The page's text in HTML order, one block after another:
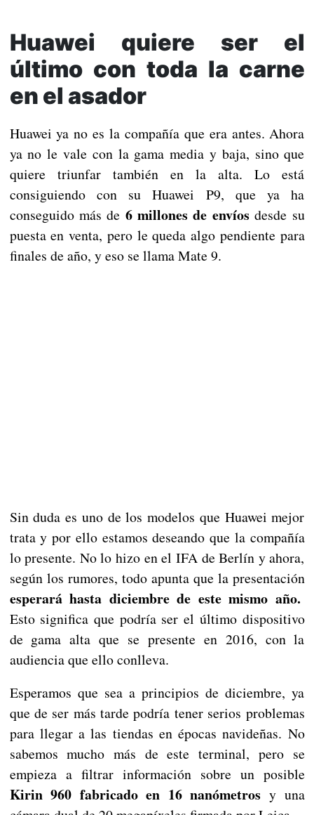
Huawei quiere ser el
último con toda la carne
en el asador
Huawei ya no es la compañía que era antes. Ahora
ya no le vale con la gama media y baja, sino que
quiere triunfar también en la alta. Lo está
consiguiendo con su Huawei P9, que ya ha
conseguido más de 6 millones de envíos desde su
puesta en venta, pero le queda algo pendiente para
finales de año, y eso se llama Mate 9.
Sin duda es uno de los modelos que Huawei mejor
trata y por ello estamos deseando que la compañía
lo presente. No lo hizo en el IFA de Berlín y ahora,
según los rumores, todo apunta que la presentación
esperará hasta diciembre de este mismo año.
Esto significa que podría ser el último dispositivo
de gama alta que se presente en 2016, con la
audiencia que ello conlleva.
Esperamos que sea a principios de diciembre, ya
que de ser más tarde podría tener serios problemas
para llegar a las tiendas en épocas navideñas. No
sabemos mucho más de este terminal, pero se
empieza a filtrar información sobre un posible
Kirin 960 fabricado en 16 nanómetros y una